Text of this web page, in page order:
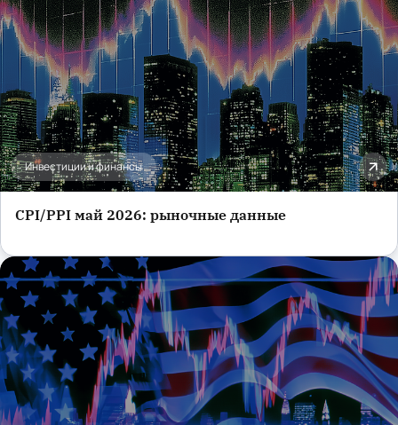
Инвестиции и финансы
CPI/PPI май 2026: рыночные данные